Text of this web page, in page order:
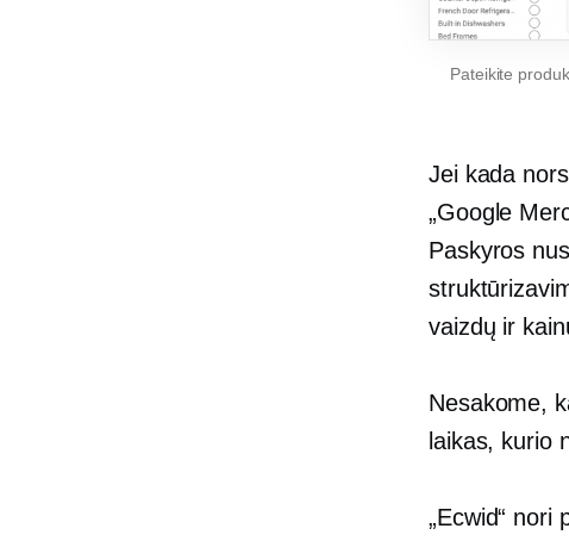
Pateikite
Jei kada
„Google
Paskyros
vaizdų ir
Nesakome,
laikas, kurio
„Ecwid“ nori